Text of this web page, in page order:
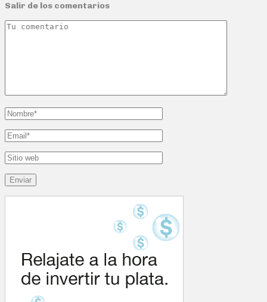
Salir de los comentarios